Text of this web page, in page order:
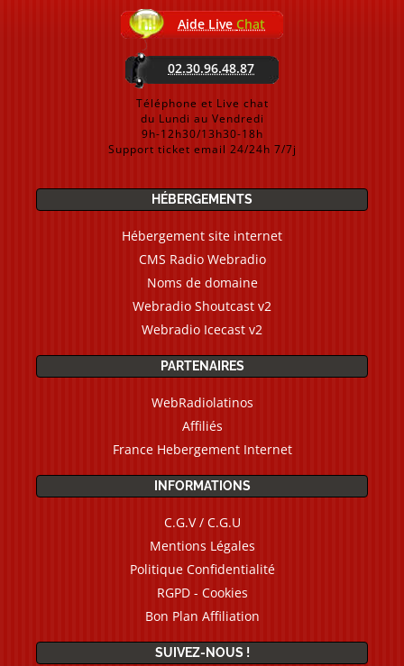
Aide Live Chat
02.30.96.48.87
Téléphone et Live chat
du Lundi au Vendredi
9h-12h30/13h30-18h
Support ticket email 24/24h 7/7j
HÉBERGEMENTS
Hébergement site internet
CMS Radio Webradio
Noms de domaine
Webradio Shoutcast v2
Webradio Icecast v2
PARTENAIRES
WebRadiolatinos
Affiliés
France Hebergement Internet
INFORMATIONS
C.G.V / C.G.U
Mentions Légales
Politique Confidentialité
RGPD - Cookies
Bon Plan Affiliation
SUIVEZ-NOUS !